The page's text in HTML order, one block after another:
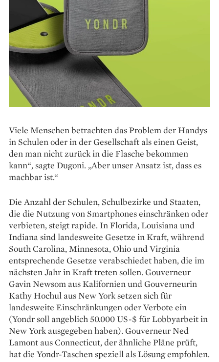
Viele Menschen betrachten das Problem der Handys
in Schulen oder in der Gesellschaft als einen Geist,
den man nicht zurück in die Flasche bekommen
kann“, sagte Dugoni. „Aber unser Ansatz ist, dass es
machbar ist.“
Die Anzahl der Schulen, Schulbezirke und Staaten,
die die Nutzung von Smartphones einschränken oder
verbieten, steigt rapide. In Florida, Louisiana und
Indiana sind landesweite Gesetze in Kraft, während
South Carolina, Minnesota, Ohio und Virginia
entsprechende Gesetze verabschiedet haben, die im
nächsten Jahr in Kraft treten sollen. Gouverneur
Gavin Newsom aus Kalifornien und Gouverneurin
Kathy Hochul aus New York setzen sich für
landesweite Einschränkungen oder Verbote ein
(Yondr soll angeblich 50.000 US-$ für Lobbyarbeit in
New York ausgegeben haben). Gouverneur Ned
Lamont aus Connecticut, der ähnliche Pläne prüft,
hat die Yondr-Taschen speziell als Lösung empfohlen.